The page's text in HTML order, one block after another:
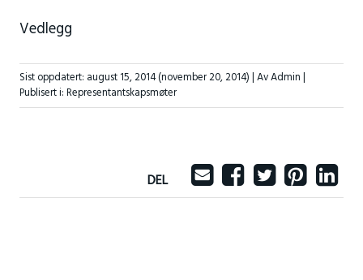
Vedlegg
Sist oppdatert: august 15, 2014(november 20, 2014)| Av Admin |
Publisert i:Representantskapsmøter
DEL